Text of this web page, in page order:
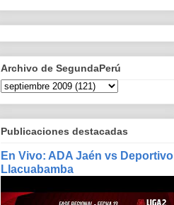
Archivo de SegundaPerú
Publicaciones destacadas
En Vivo: ADA Jaén vs Deportivo
Llacuabamba